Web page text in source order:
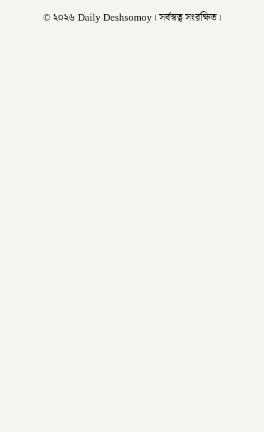
© ২০২৬ Daily Deshsomoy। সর্বস্বত্ব সংরক্ষিত।